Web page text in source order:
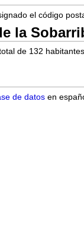
el código
la
de 132
de datos en